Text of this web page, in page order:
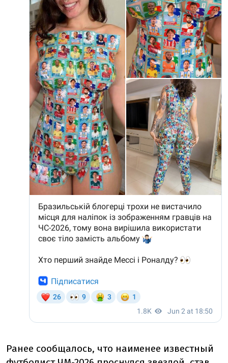
Ранее сообщалось, что наименее известный